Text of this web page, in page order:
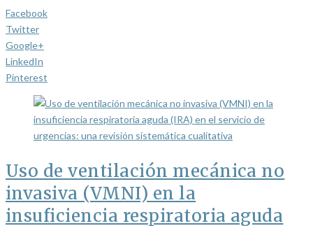
Facebook
Twitter
Google+
LinkedIn
Pinterest
Uso de ventilación mecánica no
invasiva (VMNI) en la
insuficiencia respiratoria aguda